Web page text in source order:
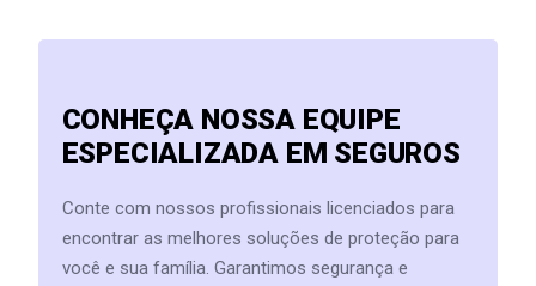
CONHEÇA NOSSA EQUIPE
ESPECIALIZADA EM SEGUROS
Conte com nossos profissionais licenciados para
encontrar as melhores soluções de proteção para
você e sua família. Garantimos segurança e